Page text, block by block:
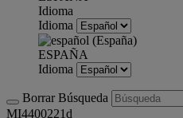
Idioma
Idioma
ESPAÑA
Idioma
Borrar Búsqueda
MI4400221d